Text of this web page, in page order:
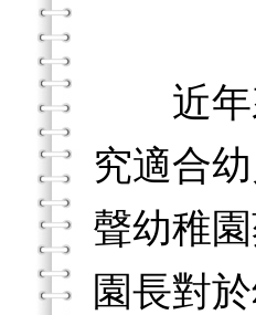
近年來
究適合
聲幼稚
園長對